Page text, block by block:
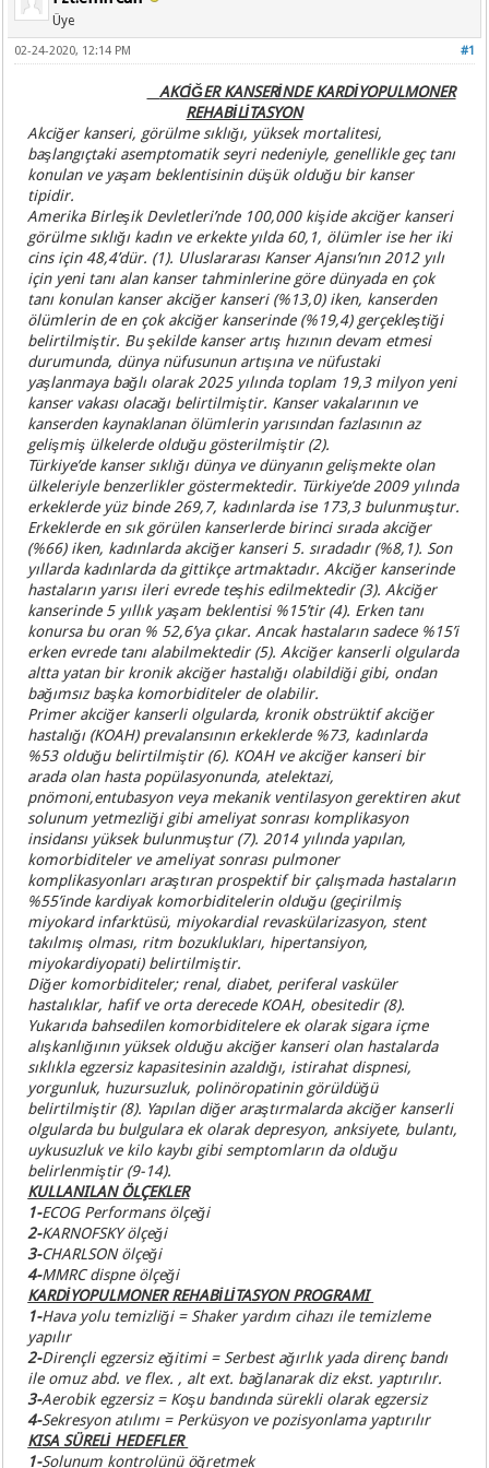
Üye
#1
02-24-2020, 12:14 PM
AKCİĞER KANSERİNDE KARDİYOPULMONER
REHABİLİTASYON
Akciğer kanseri, görülme sıklığı, yüksek mortalitesi,
başlangıçtaki asemptomatik seyri nedeniyle, genellikle geç tanı
konulan ve yaşam beklentisinin düşük olduğu bir kanser
tipidir.
Amerika Birleşik Devletleri’nde 100,000 kişide akciğer kanseri
görülme sıklığı kadın ve erkekte yılda 60,1, ölümler ise her iki
cins için 48,4’dür. (1). Uluslararası Kanser Ajansı’nın 2012 yılı
için yeni tanı alan kanser tahminlerine göre dünyada en çok
tanı konulan kanser akciğer kanseri (%13,0) iken, kanserden
ölümlerin de en çok akciğer kanserinde (%19,4) gerçekleştiği
belirtilmiştir. Bu şekilde kanser artış hızının devam etmesi
durumunda, dünya nüfusunun artışına ve nüfustaki
yaşlanmaya bağlı olarak 2025 yılında toplam 19,3 milyon yeni
kanser vakası olacağı belirtilmiştir. Kanser vakalarının ve
kanserden kaynaklanan ölümlerin yarısından fazlasının az
gelişmiş ülkelerde olduğu gösterilmiştir (2).
Türkiye’de kanser sıklığı dünya ve dünyanın gelişmekte olan
ülkeleriyle benzerlikler göstermektedir. Türkiye’de 2009 yılında
erkeklerde yüz binde 269,7, kadınlarda ise 173,3 bulunmuştur.
Erkeklerde en sık görülen kanserlerde birinci sırada akciğer
(%66) iken, kadınlarda akciğer kanseri 5. sıradadır (%8,1). Son
yıllarda kadınlarda da gittikçe artmaktadır. Akciğer kanserinde
hastaların yarısı ileri evrede teşhis edilmektedir (3). Akciğer
kanserinde 5 yıllık yaşam beklentisi %15’tir (4). Erken tanı
konursa bu oran % 52,6’ya çıkar. Ancak hastaların sadece %15’i
erken evrede tanı alabilmektedir (5). Akciğer kanserli olgularda
altta yatan bir kronik akciğer hastalığı olabildiği gibi, ondan
bağımsız başka komorbiditeler de olabilir.
Primer akciğer kanserli olgularda, kronik obstrüktif akciğer
hastalığı (KOAH) prevalansının erkeklerde %73, kadınlarda
%53 olduğu belirtilmiştir (6). KOAH ve akciğer kanseri bir
arada olan hasta popülasyonunda, atelektazi,
pnömoni,entubasyon veya mekanik ventilasyon gerektiren akut
solunum yetmezliği gibi ameliyat sonrası komplikasyon
insidansı yüksek bulunmuştur (7). 2014 yılında yapılan,
komorbiditeler ve ameliyat sonrası pulmoner
komplikasyonları araştıran prospektif bir çalışmada hastaların
%55’inde kardiyak komorbiditelerin olduğu (geçirilmiş
miyokard infarktüsü, miyokardial revaskülarizasyon, stent
takılmış olması, ritm bozuklukları, hipertansiyon,
miyokardiyopati) belirtilmiştir.
Diğer komorbiditeler; renal, diabet, periferal vasküler
hastalıklar, hafif ve orta derecede KOAH, obesitedir (8).
Yukarıda bahsedilen komorbiditelere ek olarak sigara içme
alışkanlığının yüksek olduğu akciğer kanseri olan hastalarda
sıklıkla egzersiz kapasitesinin azaldığı, istirahat dispnesi,
yorgunluk, huzursuzluk, polinöropatinin görüldüğü
belirtilmiştir (8). Yapılan diğer araştırmalarda akciğer kanserli
olgularda bu bulgulara ek olarak depresyon, anksiyete, bulantı,
uykusuzluk ve kilo kaybı gibi semptomların da olduğu
belirlenmiştir (9-14).
KULLANILAN ÖLÇEKLER
1-ECOG Performans ölçeği
2-KARNOFSKY ölçeği
3-CHARLSON ölçeği
4-MMRC dispne ölçeği
KARDİYOPULMONER REHABİLİTASYON PROGRAMI
1-Hava yolu temizliği = Shaker yardım cihazı ile temizleme
yapılır
2-Dirençli egzersiz eğitimi = Serbest ağırlık yada direnç bandı
ile omuz abd. ve flex. , alt ext. bağlanarak diz ekst. yaptırılır.
3-Aerobik egzersiz = Koşu bandında sürekli olarak egzersiz
4-Sekresyon atılımı = Perküsyon ve pozisyonlama yaptırılır
KISA SÜRELİ HEDEFLER
1-Solunum kontrolünü öğretmek